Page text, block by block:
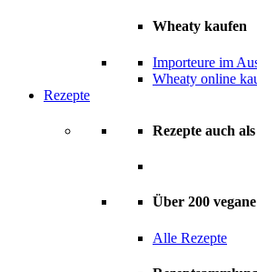
Wheaty kaufen
Importeure im
Wheaty online
Rezepte
Rezepte auch
Über 200
Alle Rezepte